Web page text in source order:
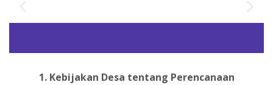
1. Kebijakan Desa tentang Perencanaan